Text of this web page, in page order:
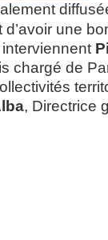
une
chargé de
, Directrice